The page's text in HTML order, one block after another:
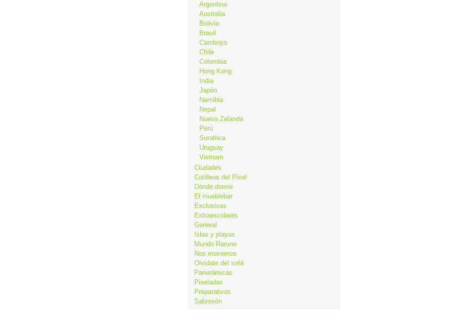
Argentina
Australia
Bolivia
Brasil
Camboya
Chile
Colombia
Hong Kong
India
Japón
Namibia
Nepal
Nueva Zelanda
Perú
Surafrica
Uruguay
Vietnam
Ciudades
Cotilleos del Pixel
Dónde dormir
El mueblebar
Exclusivas
Extraescolares
General
Islas y playas
Mundo Raruno
Nos movemos
Olvidate del sofá
Panorámicas
Pixeladas
Preparativos
Sabrosón